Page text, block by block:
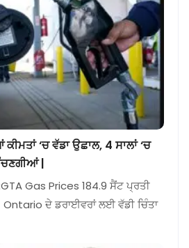
‘ਚ ਵੱਡਾ ਉਛਾਲ, 4 ਸਾਲਾਂ ‘ਚ
|
Gas Prices 184.9 ਸੈਂਟ ਪ੍ਰਤੀ
ਦੇ ਡਰਾਈਵਰਾਂ ਲਈ ਵੱਡੀ ਚਿੰਤਾ